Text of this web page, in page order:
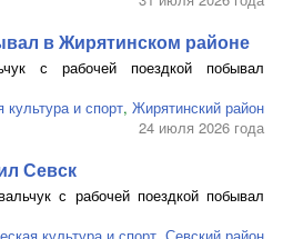
в Жирятинском районе
с рабочей поездкой побывал
культура и спорт, Жирятинский район
24 июля 2026 года
Севск
с рабочей поездкой побывал